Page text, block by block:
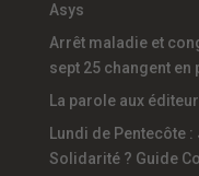
Asys
Arrêt maladie et
sept 25 changent en
La parole aux
Lundi de Pentecôte
Solidarité ? Guide